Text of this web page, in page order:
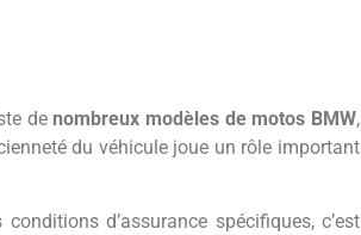
de nombreux modèles de motos BMW,
du véhicule joue un rôle important
d’assurance spécifiques, c’est